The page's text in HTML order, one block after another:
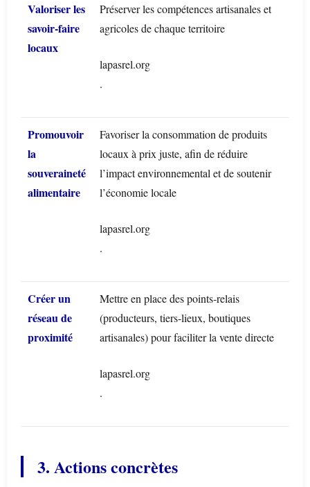
Valoriser les
savoir‑faire
locaux
Préserver les compétences artisanales et
agricoles de chaque territoire
lapasrel.org
.
Promouvoir
la
souveraineté
alimentaire
Favoriser la consommation de produits
locaux à prix juste, afin de réduire
l’impact environnemental et de soutenir
l’économie locale
lapasrel.org
.
Créer un
réseau de
proximité
Mettre en place des points‑relais
(producteurs, tiers‑lieux, boutiques
artisanales) pour faciliter la vente directe
lapasrel.org
.
3. Actions concrètes